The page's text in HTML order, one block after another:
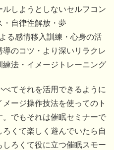
しようとしないセルフコン
・自律性解放・夢
る感情移入訓練・心身の活
のコツ・より深いリラクレ
法・イメージトレーニング
てそれを活用できるように
ージ操作技法を使ってのト
でもそれは催眠セミナーで
くて楽しく遊んでいたら自
ろくて役に立つ催眠スモー